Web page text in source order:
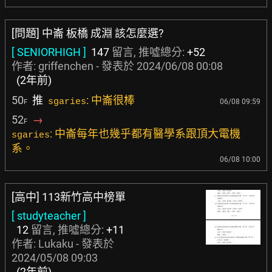
[問題] 中崙 板橋 成淵 該怎麼選?
[ SENIORHIGH ] 147 留言, 推噓總分: +52
作者: griffenchen - 發表於 2024/06/08 00:08
(2年前)
50F 推 sgaries: 中崙很棒 06/08 09:59
52F →
sgaries: 中崙每年也幾乎都有醫學系跟頂大電機
系。
06/08 10:00
[高中] 113新竹高中榜單
[ studyteacher ]
12 留言, 推噓總分: +11
作者: Lukaku - 發表於
2024/05/08 09:03